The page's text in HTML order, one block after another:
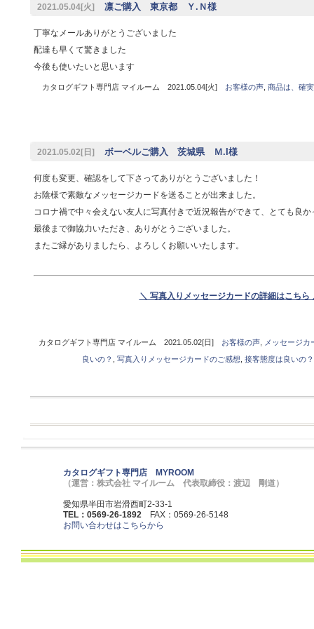
2021.05.04[火] 凛ご購入 東京都 Ｙ.Ｎ様
丁寧なメールありがとうございました
配達も早くて驚きました
今後も使いたいと思います
カタログギフト専門店 マイルーム 2021.05.04[火] お客様の声, 商品は、確
2021.05.02[日] ボーベルご購入 茨城県 Ｍ.I様
何度も変更、確認をして下さってありがとうございました！
お陰様で素敵なメッセージカードを送ることが出来ました。
コロナ禍で中々会えない友人に写真付きで近況報告ができて、とても良か
最後まで御協力いただき、ありがとうございました。
またご縁がありましたら、よろしくお願いいたします。
＼ 写真入りメッセージカードの詳細はこちら
カタログギフト専門店 マイルーム 2021.05.02[日] お客様の声,
メッセージ
良いの？
写真入りメッセージカードのご感想 接客態度は良いの？
カタログギフト専門店 MYROOM
（運営：株式会社 マイルーム 代表取締役：渡辺 剛道）
愛知県半田市岩滑西町2-33-1
TEL：0569-26-1892 FAX：0569-26-5148
お問い合わせはこちらから